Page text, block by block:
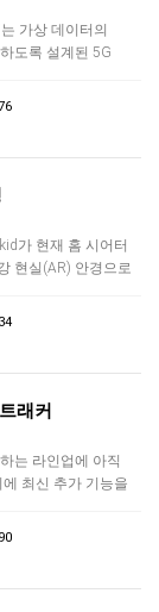
가상 데이터의
도록 설계된 5G
가 현재 홈 시어터
현실(AR) 안경으로
래커
는 라인업에 아직
최신 추가 기능을